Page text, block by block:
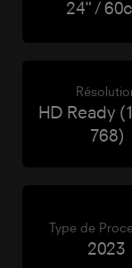
24" /
HD Ready
768)
Type de
2023